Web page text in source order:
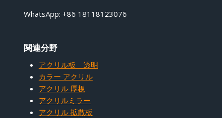
WhatsApp: +86 18118123076
関連分野
アクリル板 透明
カラー アクリル
アクリル 厚板
アクリルミラー
アクリル 拡散板